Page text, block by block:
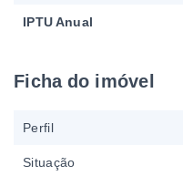
IPTU Anual
Ficha do imóvel
Perfil
Situação